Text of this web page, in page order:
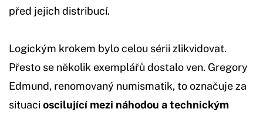
před jejich distribucí.
Logickým krokem bylo celou sérii zlikvidovat.
Přesto se několik exemplářů dostalo ven. Gregory
Edmund, renomovaný numismatik, to označuje za
situaci oscilující mezi náhodou a technickým